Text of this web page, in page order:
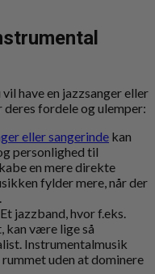
have en jazzsanger eller
fordele og ulemper:
eller sangerinde kan
personlighed til
en mere direkte
fylder mere, når der
jazzband, hvor f.eks.
kan være lige så
Instrumentalmusik
uden at dominere